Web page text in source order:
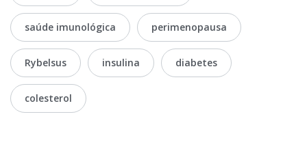
saúde imunológica perimenopausa
Rybelsus insulina diabetes
colesterol